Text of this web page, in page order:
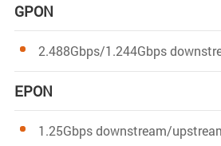
GPON
2.488Gbps/1.244Gbps
EPON
1.25Gbps downstream/